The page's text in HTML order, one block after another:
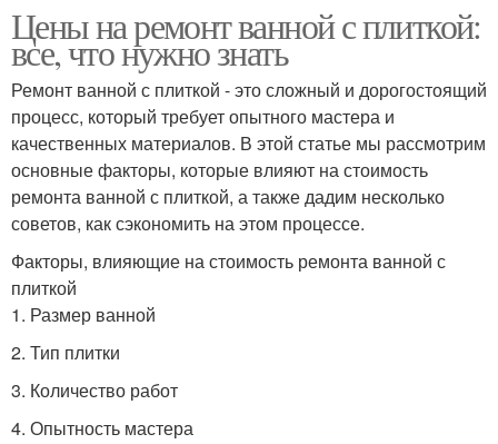
Цены на ремонт ванной с плиткой:
все, что нужно знать
Ремонт ванной с плиткой - это сложный и дорогостоящий
процесс, который требует опытного мастера и
качественных материалов. В этой статье мы рассмотрим
основные факторы, которые влияют на стоимость
ремонта ванной с плиткой, а также дадим несколько
советов, как сэкономить на этом процессе.
Факторы, влияющие на стоимость ремонта ванной с
плиткой
1. Размер ванной
2. Тип плитки
3. Количество работ
4. Опытность мастера